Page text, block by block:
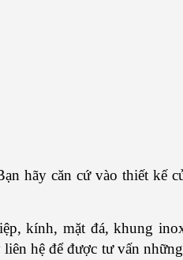
hãy căn cứ vào thiết kế
kính, mặt đá, khung
hệ để được tư vấn